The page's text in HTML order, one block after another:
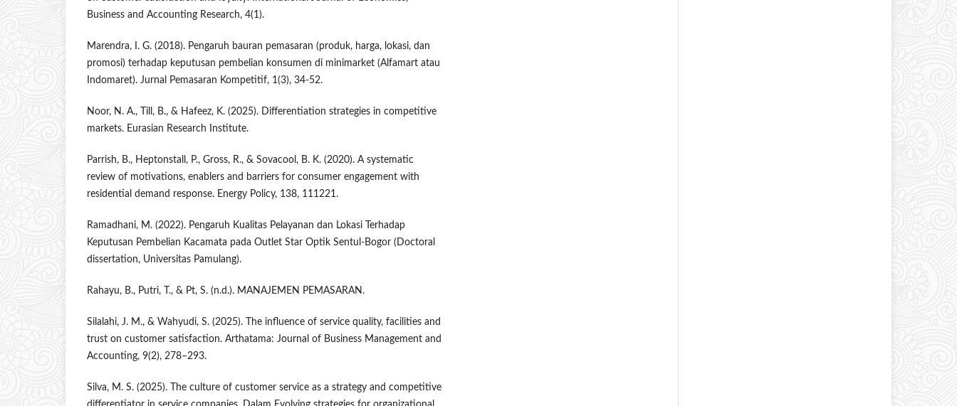
Business and Accounting Research, 4(1).
Marendra, I. G. (2018). Pengaruh bauran pemasaran (produk, harga, lokasi, dan
promosi) terhadap keputusan pembelian konsumen di minimarket (Alfamart atau
Indomaret). Jurnal Pemasaran Kompetitif, 1(3), 34-52.
Noor, N. A., Till, B., & Hafeez, K. (2025). Differentiation strategies in competitive
markets. Eurasian Research Institute.
Parrish, B., Heptonstall, P., Gross, R., & Sovacool, B. K. (2020). A systematic
review of motivations, enablers and barriers for consumer engagement with
residential demand response. Energy Policy, 138, 111221.
Ramadhani, M. (2022). Pengaruh Kualitas Pelayanan dan Lokasi Terhadap
Keputusan Pembelian Kacamata pada Outlet Star Optik Sentul-Bogor (Doctoral
dissertation, Universitas Pamulang).
Rahayu, B., Putri, T., & Pt, S. (n.d.). MANAJEMEN PEMASARAN.
Silalahi, J. M., & Wahyudi, S. (2025). The influence of service quality, facilities and
trust on customer satisfaction. Arthatama: Journal of Business Management and
Accounting, 9(2), 278–293.
Silva, M. S. (2025). The culture of customer service as a strategy and competitive